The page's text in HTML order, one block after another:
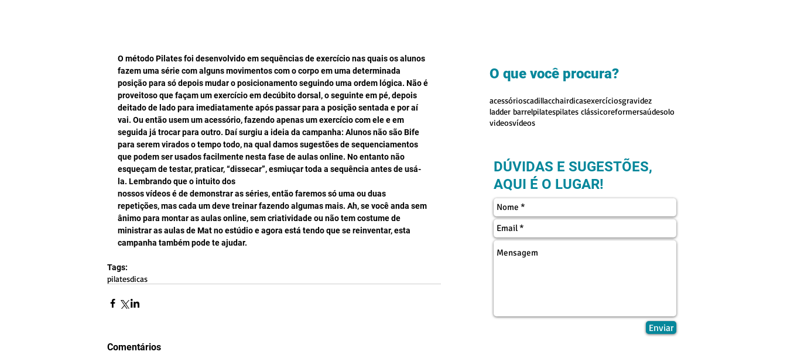
O método Pilates foi desenvolvido em sequências de exercício nas quais os alunos
fazem uma série com alguns movimentos com o corpo em uma determinada
posição para só depois mudar o posicionamento seguindo uma ordem lógica. Não é
proveitoso que façam um exercício em decúbito dorsal, o seguinte em pé, depois
deitado de lado para imediatamente após passar para a posição sentada e por aí
vai. Ou então usem um acessório, fazendo apenas um exercício com ele e em
seguida já trocar para outro. Daí surgiu a ideia da campanha: Alunos não são Bife
para serem virados o tempo todo, na qual damos sugestões de sequenciamentos
que podem ser usados facilmente nesta fase de aulas online. No entanto não
esqueçam de testar, praticar, “dissecar”, esmiuçar toda a sequência antes de usá-
la. Lembrando que o intuito dos
nossos vídeos é de demonstrar as séries, então faremos só uma ou duas
repetições, mas cada um deve treinar fazendo algumas mais. Ah, se você anda sem
ânimo para montar as aulas online, sem criatividade ou não tem costume de
ministrar as aulas de Mat no estúdio e agora está tendo que se reinventar, esta
campanha também pode te ajudar.
Tags:
pilatesdicas
Comentários
O que você procura?
acessórioscadillacchairdicasexercíciosgravidez
ladder barrelpilatespilates clássicoreformersaúdesolo
videosvídeos
DÚVIDAS E SUGESTÕES,
AQUI É O LUGAR!
Enviar